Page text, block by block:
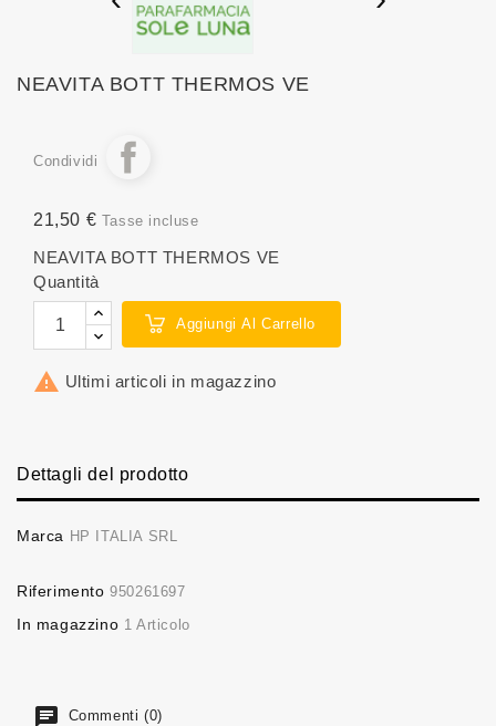
NEAVITA BOTT THERMOS VE
Condividi
21,50 € Tasse incluse
NEAVITA BOTT THERMOS VE
Quantità
Aggiungi Al Carrello
 Ultimi articoli in magazzino
Dettagli del prodotto
Marca HP ITALIA SRL
Riferimento 950261697
In magazzino 1 Articolo
Commenti (0)